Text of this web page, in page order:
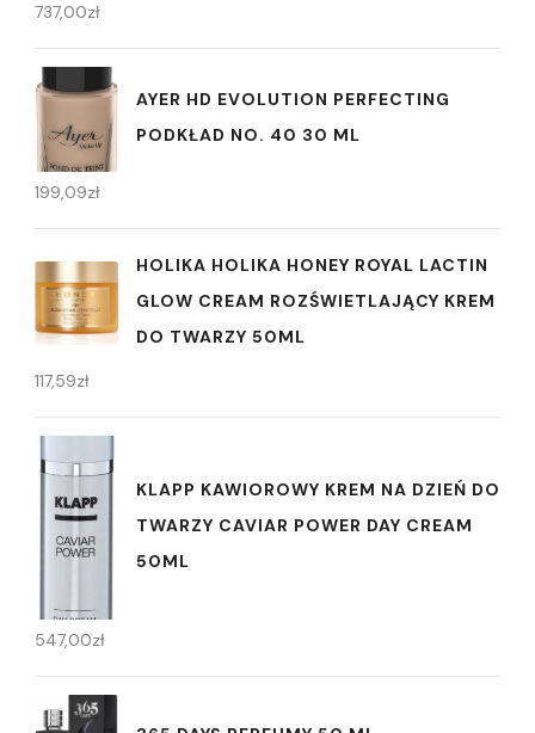
737,00zł
AYER HD EVOLUTION PERFECTING
PODKŁAD NO. 40 30 ML
199,09zł
HOLIKA HOLIKA HONEY ROYAL LACTIN
GLOW CREAM ROZŚWIETLAJĄCY KREM
DO TWARZY 50ML
117,59zł
KLAPP KAWIOROWY KREM NA DZIEŃ DO
TWARZY CAVIAR POWER DAY CREAM
50ML
547,00zł